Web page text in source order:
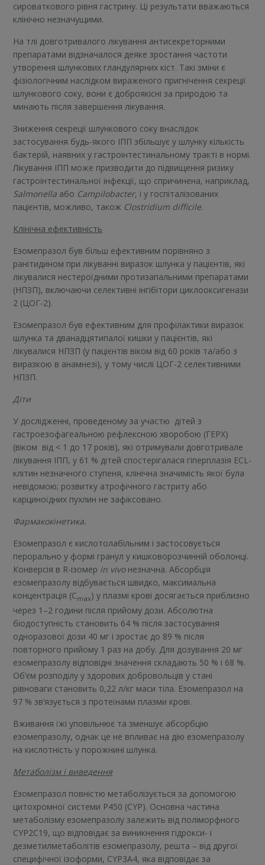
сироваткового рівня гастрину. Ці результати вважаються
клінічно незначущими.
На тлі довготривалого лікування антисекреторними
препаратами відзначалося деяке зростання частоти
утворення шлункових гландулярних кіст. Такі зміни є
фізіологічним наслідком вираженого пригнічення секреції
шлункового соку, вони є доброякісні за природою та
минають після завершення лікування.
Зниження секреції шлункового соку внаслідок
застосування будь-якого ІПП збільшує у шлунку кількість
бактерій, наявних у гастроінтестинальному тракті в нормі.
Лікування ІПП може призводити до підвищення ризику
гастроінтестинальної інфекції, що спричинена, наприклад,
Salmonella або Campilobacter, і у госпіталізованих
пацієнтів, можливо, також Clostridium difficile.
Клінічна ефективність
Езомепразол був більш ефективним порівняно з
ранітидином при лікуванні виразок шлунка у пацієнтів, які
лікувалися нестероїдними протизапальними препаратами
(НПЗП), включаючи селективні інгібітори циклооксигенази
2 (ЦОГ-2).
Езомепразол був ефективним для профілактики виразок
шлунка та дванадцятипалої кишки у пацієнтів, які
лікувалися НПЗП (у пацієнтів віком від 60 років та/або з
виразкою в анамнезі), у тому числі ЦОГ-2 селективними
НПЗП.
Діти
У дослідженні, проведеному за участю дітей з
гастроезофагеальною рефлексною хворобою (ГЕРХ)
(віком від < 1 до 17 років), які отримували довготривале
лікування ІПП, у 61 % дітей спостерігалася гіперплазія ECL-
клітин незначного ступеня, клінічна значимість якої була
невідомою; розвитку атрофічного гастриту або
карциноїдних пухлин не зафіксовано.
Фармакокінетика.
Езомепразол є кислотолабільним і застосовується
перорально у формі гранул у кишковорозчинній оболонці.
Конверсія в R-ізомер in vivoнезначна. Абсорбція
езомепразолу відбувається швидко, максимальна
концентрація (Cmax) у плазмі крові досягається приблизно
через 1–2 години після прийому дози. Абсолютна
біодоступність становить 64 % після застосування
одноразової дози 40 мг і зростає до 89 % після
повторного прийому 1 раз на добу. Для дозування 20 мг
езомепразолу відповідні значення складають 50 % і 68 %.
Об’єм розподілу у здорових добровольців у стані
рівноваги становить 0,22 л/кг маси тіла. Езомепразол на
97 % зв’язується з протеїнами плазми крові.
Вживання їжі уповільнює та зменшує абсорбцію
езомепразолу, однак це не впливає на дію езомепразолу
на кислотність у порожнині шлунка.
Метаболізм і виведення
Езомепразол повністю метаболізується за допомогою
цитохромної системи Р450 (CYP). Основна частина
метаболізму езомепразолу залежить від поліморфного
CYP2С19, що відповідає за виникнення гідрокси- і
дезметилметаболітів езомепразолу, решта – від другої
специфічної ізоформи, CYP3А4, яка відповідає за